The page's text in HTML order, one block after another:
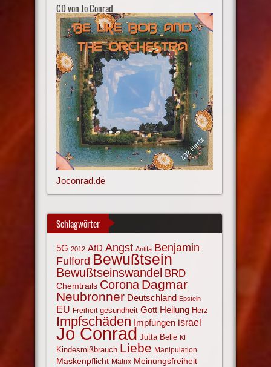
CD von Jo Conrad
Joconrad.de
Schlagwörter
5G 2012 AfD Angst Antifa Benjamin
Fulford Bewußtsein
Bewußtseinswandel BRD
Chemtrails Corona Dagmar
Neubronner Deutschland Epstein
EU Freiheit gesundheit Gott Heilung Herz
Impfschäden Impfungen israel
Jo Conrad Jutta Belle KI
Kindesmißbrauch Liebe Manipulation
Maskenpflicht Matrix Meinungsfreiheit